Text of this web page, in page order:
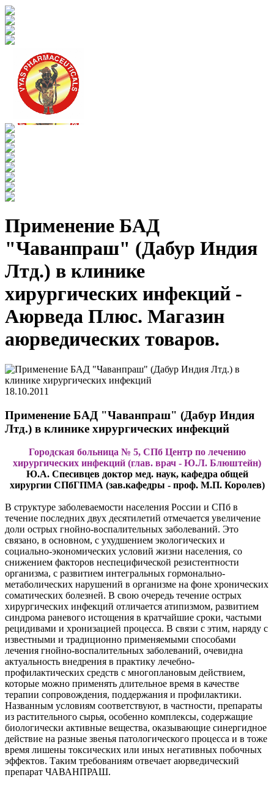
Применение БАД
"Чаванпраш" (Дабур Индия
Лтд.) в клинике
хирургических инфекций -
Аюрведа Плюс. Магазин
аюрведических товаров.
18.10.2011
Применение БАД "Чаванпраш" (Дабур Индия
Лтд.) в клинике хирургических инфекций
Городская больница № 5, СПб Центр по лечению
хирургических инфекций (глав. врач - Ю.Л. Блюштейн)
Ю.А. Спесивцев доктор мед. наук, кафедра общей
хирургии СПбГПМА (зав.кафедры - проф. М.П. Королев)
В структуре заболеваемости населения России и СПб в
течение последних двух десятилетий отмечается увеличение
доли острых гнойно-воспалительных заболеваний. Это
связано, в основном, с ухудшением экологических и
социально-экономических условий жизни населения, со
снижением факторов неспецифической резистентности
организма, с развитием интегральных гормонально-
метаболических нарушений в организме на фоне хронических
соматических болезней. В свою очередь течение острых
хирургических инфекций отличается атипизмом, развитием
синдрома раневого истощения в кратчайшие сроки, частыми
рецидивами и хронизацией процесса. В связи с этим, наряду с
известными и традиционно применяемыми способами
лечения гнойно-воспалительных заболеваний, очевидна
актуальность внедрения в практику лечебно-
профилактических средств с многоплановым действием,
которые можно применять длительное время в качестве
терапии сопровождения, поддержания и профилактики.
Названным условиям соответствуют, в частности, препараты
из растительного сырья, особенно комплексы, содержащие
биологически активные вещества, оказывающие синергидное
действие на разные звенья патологического процесса и в тоже
время лишены токсических или иных негативных побочных
эффектов. Таким требованиям отвечает аюрведический
препарат ЧАВАНПРАШ.